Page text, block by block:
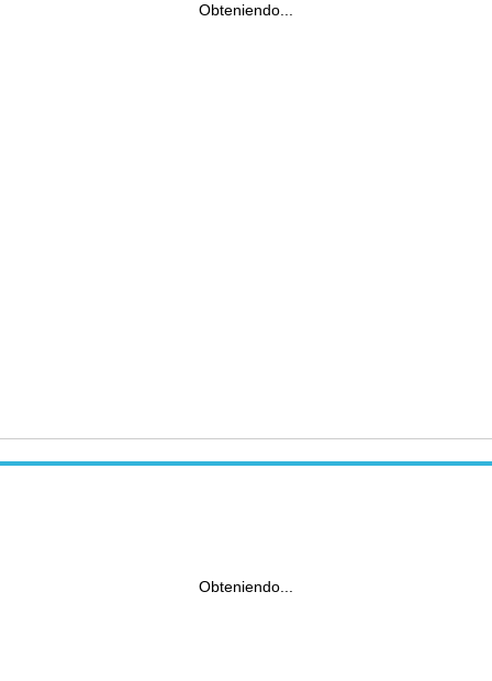
Obteniendo...
Obteniendo...